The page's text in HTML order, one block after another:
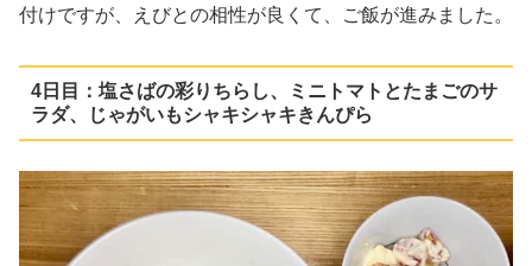
付けですが、えびとの相性が良くて、ご飯が進みました。
4日目：塩さばの彩りちらし、ミニトマトとたまごのサ
ラダ、じゃがいもシャキシャキきんぴら